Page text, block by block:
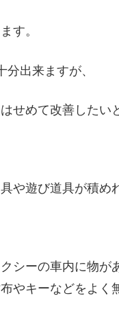
す。
出来ますが、
せめて改善したい
や遊び道具が積め
シーの車内に物が
やキーなどをよく